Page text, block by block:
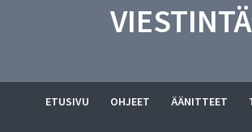
VIESTINTÄ
ETUSIVU OHJEET ÄÄNITTEET